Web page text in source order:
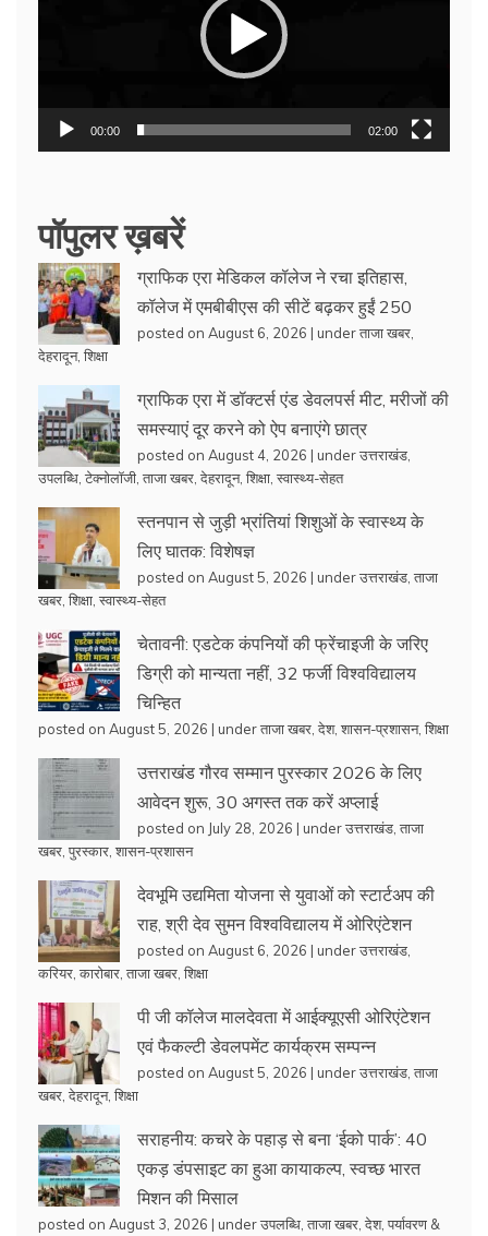
00:00 02:00
पॉपुलर ख़बरें
ग्राफिक एरा मेडिकल कॉलेज ने रचा इतिहास,
कॉलेज में एमबीबीएस की सीटें बढ़कर हुईं 250
posted on August 6, 2026 | underताजा खबर
देहरादून, शिक्षा
ग्राफिक एरा में डॉक्टर्स एंड डेवलपर्स मीट, मरीजों की
समस्याएं दूर करने को ऐप बनाएंगे छात्र
posted on August 4, 2026 | underउत्तराखंड
उपलब्धि टेक्नोलॉजी ताजा खबर देहरादून, शिक्षा स्वास्थ्य-सेहत
स्तनपान से जुड़ी भ्रांतियां शिशुओं के स्वास्थ्य के
लिए घातक: विशेषज्ञ
posted on August 5, 2026 | underउत्तराखंड ताजा
खबर शिक्षा स्वास्थ्य-सेहत
चेतावनी: एडटेक कंपनियों की फ्रेंचाइजी के जरिए
डिग्री को मान्यता नहीं, 32 फर्जी विश्वविद्यालय
चिन्हित
posted on August 5, 2026 | underताजा खबर देश, शासन-प्रशासन, शिक्षा
उत्तराखंड गौरव सम्मान पुरस्कार 2026 के लिए
आवेदन शुरू, 30 अगस्त तक करें अप्लाई
posted on July 28, 2026 | underउत्तराखंड ताजा
खबर पुरस्कार शासन-प्रशासन
देवभूमि उद्यमिता योजना से युवाओं को स्टार्टअप की
राह, श्री देव सुमन विश्वविद्यालय में ओरिएंटेशन
posted on August 6, 2026 | underउत्तराखंड
करियर कारोबार ताजा खबर शिक्षा
पी जी कॉलेज मालदेवता में आईक्यूएसी ओरिएंटेशन
एवं फैकल्टी डेवलपमेंट कार्यक्रम सम्पन्न
posted on August 5, 2026 | underउत्तराखंड ताजा
खबर देहरादून, शिक्षा
सराहनीय: कचरे के पहाड़ से बना ‘ईको पार्क’: 40
एकड़ डंपसाइट का हुआ कायाकल्प, स्वच्छ भारत
मिशन की मिसाल
posted on August 3, 2026 | underउपलब्धि ताजा खबर देश, पर्यावरण &